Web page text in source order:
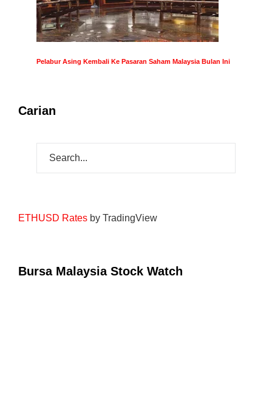
Pelabur Asing Kembali Ke Pasaran Saham Malaysia Bulan Ini
Carian
ETHUSD Rates by TradingView
Bursa Malaysia Stock Watch